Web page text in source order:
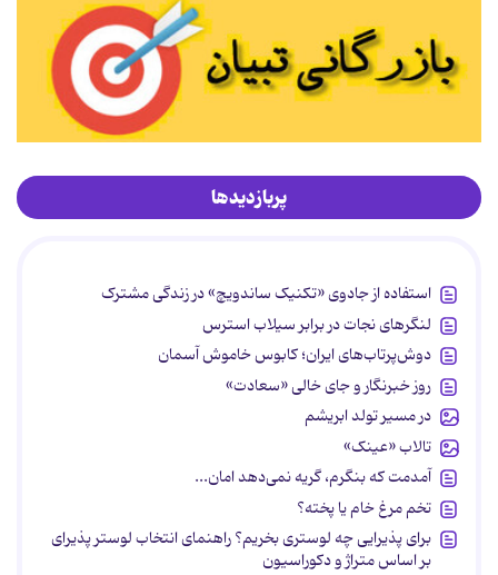
پربازدیدها
استفاده از جادوی «تکنیک ساندویچ» در زندگی مشترک
لنگرهای نجات در برابر سیلاب استرس
دوش‌پرتاب‌های ایران؛ کابوس خاموش آسمان
روز خبرنگار و جای خالی «سعادت»
در مسیر تولد ابریشم
تالاب «عینک»
آمدمت که بنگرم، گریه نمی‌دهد امان...
تخم مرغ خام یا پخته؟
برای پذیرایی چه لوستری بخریم؟ راهنمای انتخاب لوستر پذیرای
بر اساس متراژ و دکوراسیون